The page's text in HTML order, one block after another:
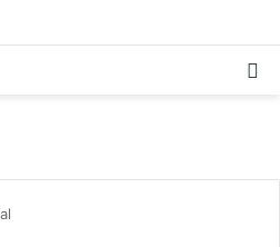
«Tu vida no tiene repuesto»